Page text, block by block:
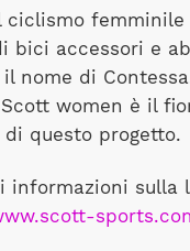
ciclismo femminile
bici accessori e
nome di
women è il
di questo progetto.
informazioni sulla